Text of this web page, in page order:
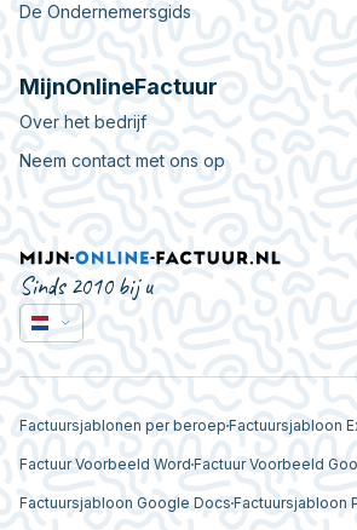
De Ondernemersgids
MijnOnlineFactuur
Over het bedrijf
Neem contact met ons op
Sinds 2010 bij u
Factuursjablonen per beroep Factuursjabloon
Factuur Voorbeeld Word Factuur Voorbeeld
Factuursjabloon Google Docs Factuursjabloon